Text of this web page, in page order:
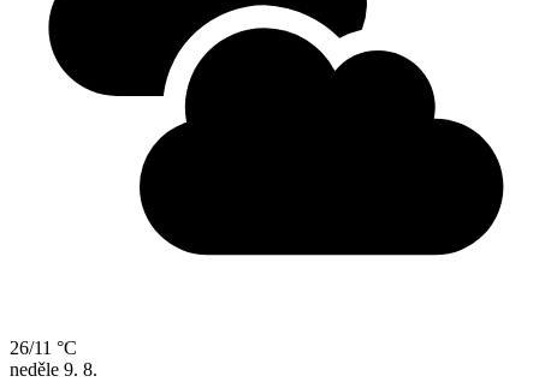
26/11 °C
neděle 9. 8.